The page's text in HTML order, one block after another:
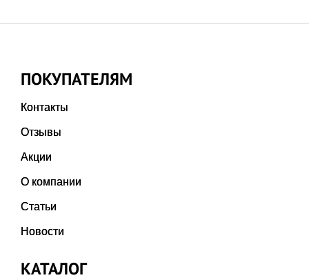
ПОКУПАТЕЛЯМ
Контакты
Отзывы
Акции
О компании
Статьи
Новости
КАТАЛОГ